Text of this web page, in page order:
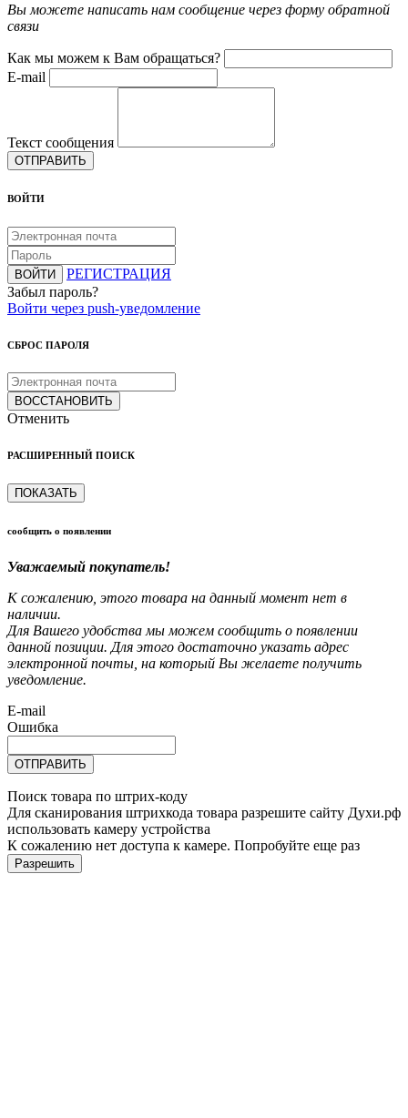
Вы можете написать нам сообщение через форму обратной
связи
Как мы можем к Вам обращаться?
E-mail
Текст сообщения
ОТПРАВИТЬ
ВОЙТИ
ВОЙТИ
РЕГИСТРАЦИЯ
Забыл пароль?
Войти через push-уведомление
СБРОС ПАРОЛЯ
ВОССТАНОВИТЬ
Отменить
РАСШИРЕННЫЙ ПОИСК
ПОКАЗАТЬ
сообщить о появлении
Уважаемый покупатель!
К сожалению, этого товара на данный момент нет в
наличии.
Для Вашего удобства мы можем сообщить о появлении
данной позиции. Для этого достаточно указать адрес
электронной почты, на который Вы желаете получить
уведомление.
E-mail
Ошибка
ОТПРАВИТЬ
Поиск товара по штрих-коду
Для сканирования штрихкода товара разрешите сайту Духи.рф
использовать камеру устройства
К сожалению нет доступа к камере. Попробуйте еще раз
Разрешить